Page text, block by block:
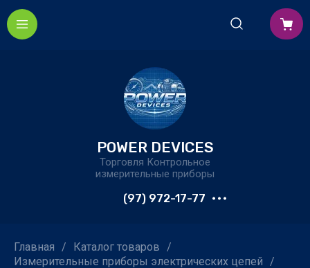
POWER DEVICES
Торговля Контрольное
измерительные приборы
(97) 972-17-77
Главная / Каталог товаров /
Измерительные приборы электрических цепей /